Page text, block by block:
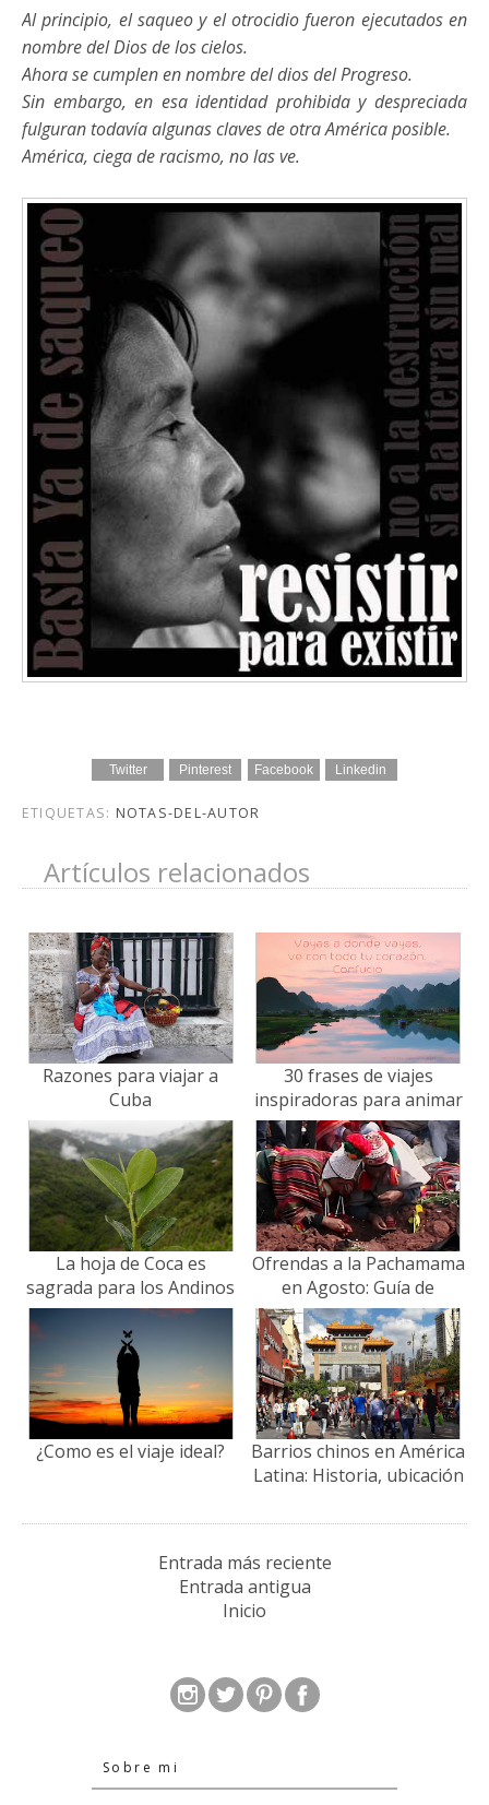
Al principio, el saqueo y el otrocidio fueron ejecutados en
nombre del Dios de los cielos.
Ahora se cumplen en nombre del dios del Progreso.
Sin embargo, en esa identidad prohibida y despreciada
fulguran todavía algunas claves de otra América posible.
América, ciega de racismo, no las ve.
Twitter Pinterest Facebook Linkedin
ETIQUETAS: NOTAS-DEL-AUTOR
Artículos relacionados
Razones para viajar a
Cuba
30 frases de viajes
inspiradoras para animar
tu espíritu viajero
La hoja de Coca es
sagrada para los Andinos
- actualizada 2026
Ofrendas a la Pachamama
en Agosto: Guía de
Rituales y Destinos
¿Como es el viaje ideal?
Barrios chinos en América
Latina: Historia, ubicación
Entrada más reciente
Entrada antigua
Inicio
Sobre mi